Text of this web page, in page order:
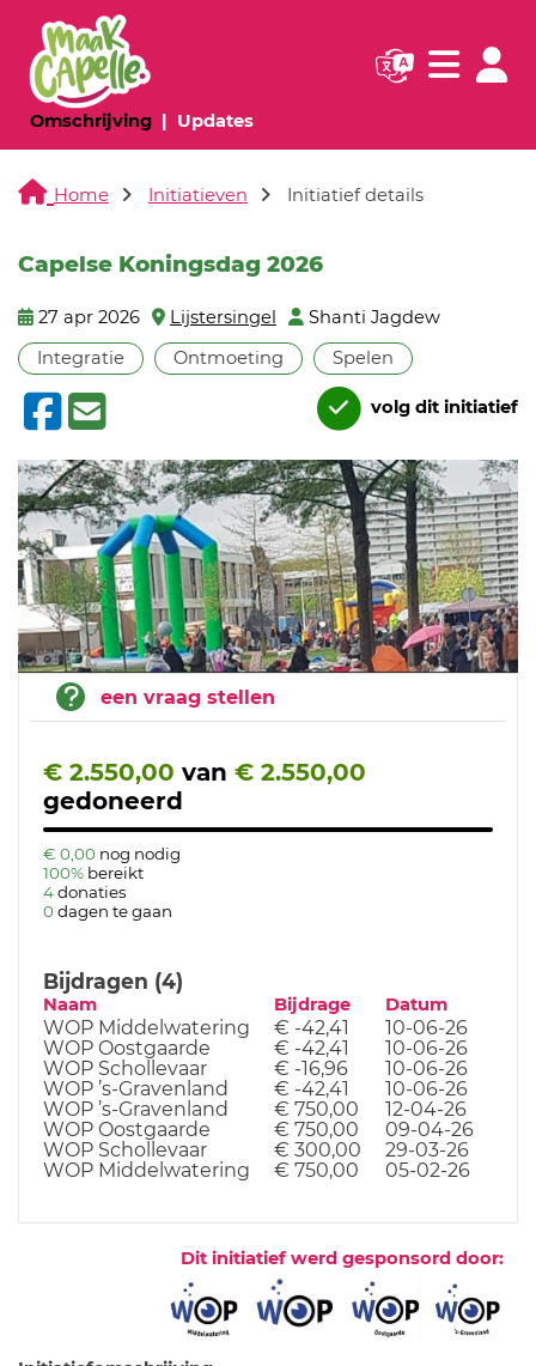
Omschrijving(huidige pagina)
Updates(huidige pagina)
Navigatie
Home Initiatieven Initiatief details
Capelse Koningsdag 2026
27 apr 2026 Lijstersingel
Shanti Jagdew
Integratie
Ontmoeting Spelen
volg dit initiatief
een vraag stellen
€ 2.550,00 van € 2.550,00
gedoneerd
€ 0,00 nog nodig
100% bereikt
4donaties
0 dagen te gaan
Bijdragen (4)
Naam Bijdrage Datum
WOP Middelwatering € -42,41
10-06-26
WOP Oostgaarde
€ -42,41
10-06-26
WOP Schollevaar
€ -16,96
10-06-26
WOP ’s-Gravenland
€ -42,41
10-06-26
WOP ’s-Gravenland
€ 750,00
12-04-26
WOP Oostgaarde
€ 750,00
09-04-26
WOP Schollevaar
€ 300,00
29-03-26
WOP Middelwatering
€ 750,00 05-02-26
Dit initiatief werd gesponsord door: